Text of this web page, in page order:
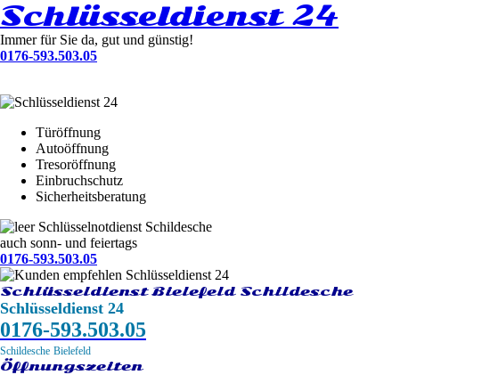
Schlüsseldienst 24
Immer für Sie da, gut und günstig!
0176-593.503.05
Türöffnung
Autoöffnung
Tresoröffnung
Einbruchschutz
Sicherheitsberatung
Schlüsselnotdienst Schildesche
auch sonn- und feiertags
0176-593.503.05
Schlüsseldienst Bielefeld Schildesche
Schlüsseldienst 24
0176-593.503.05
Schildesche Bielefeld
Öffnungszeiten